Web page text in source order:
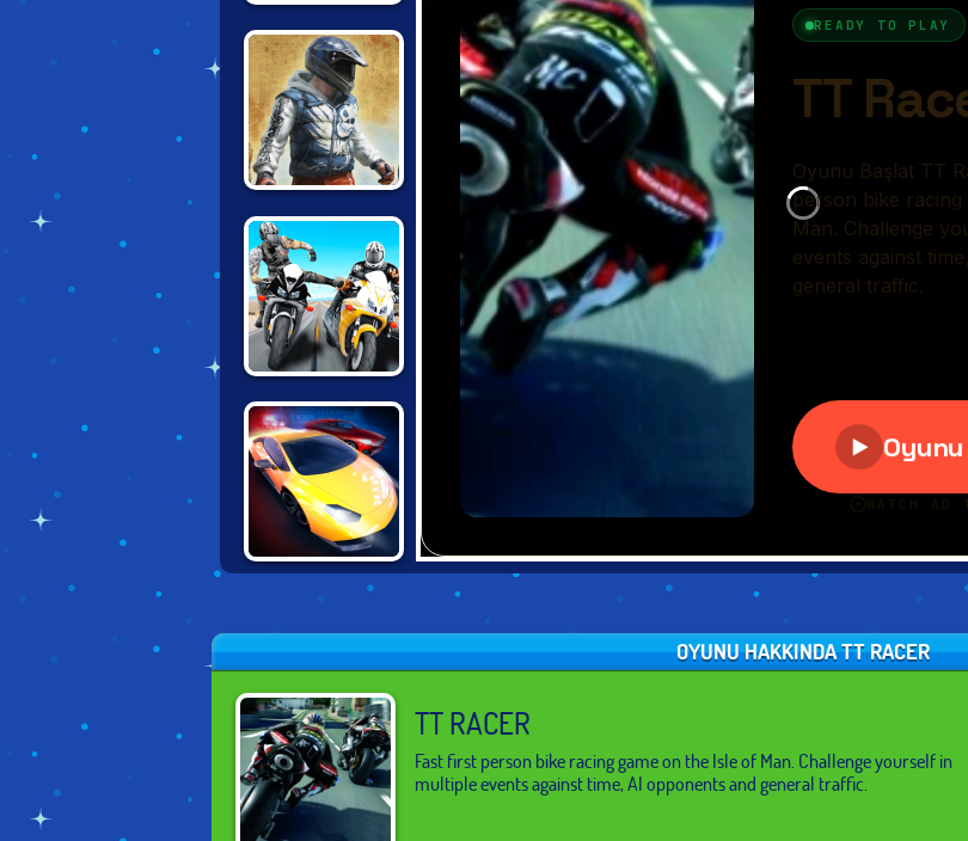
3D SUPERMOTO
ATTACK RACE
MASTER
STREET RACER
OYUNU HAKKINDA TT RACER
TT RACER
Fast first person bike racing game on the Isle of Man. Challenge yourself in
multiple events against time, AI opponents and general traffic.